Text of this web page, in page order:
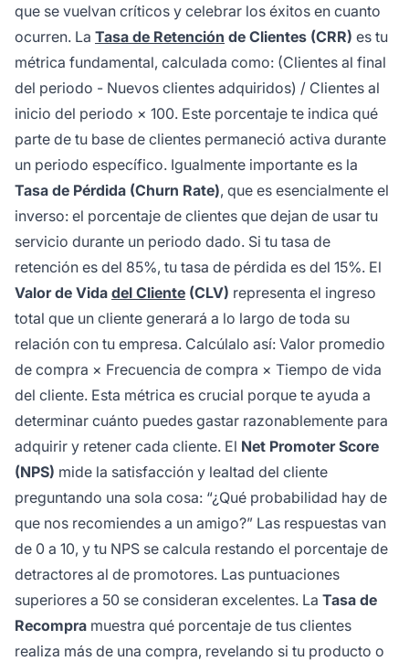
que se vuelvan críticos y celebrar los éxitos en cuanto
ocurren. La Tasa de Retención de Clientes (CRR) es tu
métrica fundamental, calculada como: (Clientes al final
del periodo - Nuevos clientes adquiridos) / Clientes al
inicio del periodo × 100. Este porcentaje te indica qué
parte de tu base de clientes permaneció activa durante
un periodo específico. Igualmente importante es la
Tasa de Pérdida (Churn Rate), que es esencialmente el
inverso: el porcentaje de clientes que dejan de usar tu
servicio durante un periodo dado. Si tu tasa de
retención es del 85%, tu tasa de pérdida es del 15%. El
Valor de Vida del Cliente (CLV) representa el ingreso
total que un cliente generará a lo largo de toda su
relación con tu empresa. Calcúlalo así: Valor promedio
de compra × Frecuencia de compra × Tiempo de vida
del cliente. Esta métrica es crucial porque te ayuda a
determinar cuánto puedes gastar razonablemente para
adquirir y retener cada cliente. El Net Promoter Score
(NPS) mide la satisfacción y lealtad del cliente
preguntando una sola cosa: “¿Qué probabilidad hay de
que nos recomiendes a un amigo?” Las respuestas van
de 0 a 10, y tu NPS se calcula restando el porcentaje de
detractores al de promotores. Las puntuaciones
superiores a 50 se consideran excelentes. La Tasa de
Recompra muestra qué porcentaje de tus clientes
realiza más de una compra, revelando si tu producto o